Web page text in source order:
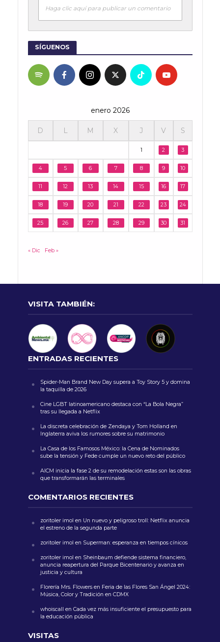
Haga clic aquí para publicar un comentario
SÍGUENOS
enero 2026
D L M X J V S
1 2 3
4 5 6 7 8 9 10
11 12 13 14 15 16 17
18 19 20 21 22 23 24
25 26 27 28 29 30 31
« Dic Feb »
VISITA TAMBIÉN:
ENTRADAS RECIENTES
Spider-Man Brand New Day supera a Toy Story 5 y domina
la taquilla de 2026
Cine LGBT latinoamericano destaca con “La Bola Negra”
tras su llegada a Netflix
La discreta celebración de Zendaya y Tom Holland en
Inglaterra aviva los rumores sobre su matrimonio
La Casa de los Famosos México: la Cena de Nominados
sube la tensión y Fede cumple un nuevo reto del público
AICM inicia la fase 2 de su remodelación estas son las obras
que transformarán las terminales
COMENTARIOS RECIENTES
zoritoler imol en Un nuevo y peligroso troll: Netflix anuncia
el estreno de la segunda parte
zoritoler imol en Superman: esperanza en tiempos cínicos
zoritoler imol en Sheinbaum defiende sistema financiero,
anuncia reapertura del Parque Bicentenario y avanza en
justicia y cultura
Florería Mrs. Flowersen Feria de las Flores San Ángel 2024:
Música, Color y Tradición en CDMX
whoiscall en Cada vez más insuficiente el presupuesto para
la educación pública
VISITAS